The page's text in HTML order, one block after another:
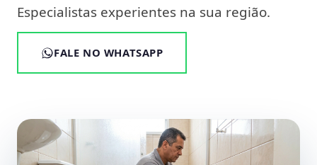
Especialistas experientes na sua região.
FALE NO WHATSAPP